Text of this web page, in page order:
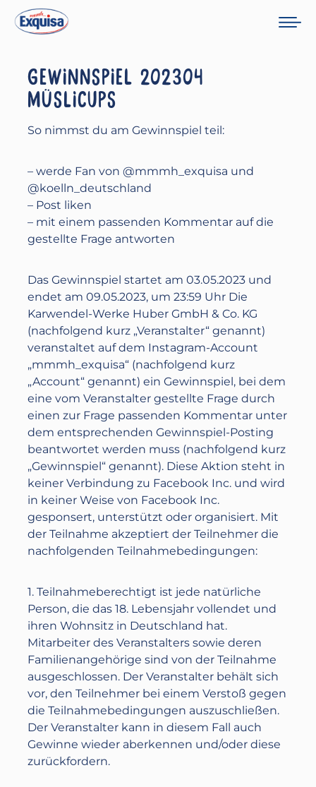
GEWINNSPIEL 202304
MÜSLICUPS
So nimmst du am Gewinnspiel teil:
– werde Fan von @mmmh_exquisa und
@koelln_deutschland
– Post liken
– mit einem passenden Kommentar auf die
gestellte Frage antworten
Das Gewinnspiel startet am 03.05.2023 und
endet am 09.05.2023, ‪um 23:59 Uhr Die
Karwendel-Werke Huber GmbH & Co. KG
(nachfolgend kurz „Veranstalter“ genannt)
veranstaltet auf dem Instagram-Account
„mmmh_exquisa“ (nachfolgend kurz
„Account“ genannt) ein Gewinnspiel, bei dem
eine vom Veranstalter gestellte Frage durch
einen zur Frage passenden Kommentar unter
dem entsprechenden Gewinnspiel-Posting
beantwortet werden muss (nachfolgend kurz
„Gewinnspiel“ genannt). Diese Aktion steht in
keiner Verbindung zu Facebook Inc. und wird
in keiner Weise von Facebook Inc.
gesponsert, unterstützt oder organisiert. Mit
der Teilnahme akzeptiert der Teilnehmer die
nachfolgenden Teilnahmebedingungen:
1. Teilnahmeberechtigt ist jede natürliche
Person, die das 18. Lebensjahr vollendet und
ihren Wohnsitz in Deutschland hat.
Mitarbeiter des Veranstalters sowie deren
Familienangehörige sind von der Teilnahme
ausgeschlossen. Der Veranstalter behält sich
vor, den Teilnehmer bei einem Verstoß gegen
die Teilnahmebedingungen auszuschließen.
Der Veranstalter kann in diesem Fall auch
Gewinne wieder aberkennen und/oder diese
zurückfordern.